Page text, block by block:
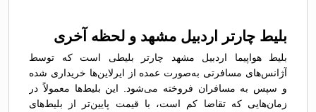
بلیط چارتر اردبیل مشهد و لحظه آخری
بلیط هواپیما اردبیل مشهد چارتر بلیطی است که توسط
آژانس‌های مسافرتی به‌صورت عمده از ایرلاین‌ها خریداری شده
و سپس به مسافران فروخته می‌شود. این بلیط‌ها معمولاً در
زمان‌هایی که تقاضا کم است، با قیمت پایین‌تر از بلیط‌های